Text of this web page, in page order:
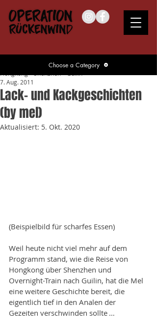
Lack- und Kackgeschichten
(by mel)
7. Aug. 2011
Aktualisiert: 5. Okt. 2020
(Beispielbild für scharfes Essen)
Weil heute nicht viel mehr auf dem
Programm stand, wie die Reise von
Hongkong über Shenzhen und
Overnight-Train nach Guilin, hat die Mel
eine weitere Geschichte bereit, die
eigentlich tief in den Analen der
Gezeiten verschwinden sollte …
Choose a Category